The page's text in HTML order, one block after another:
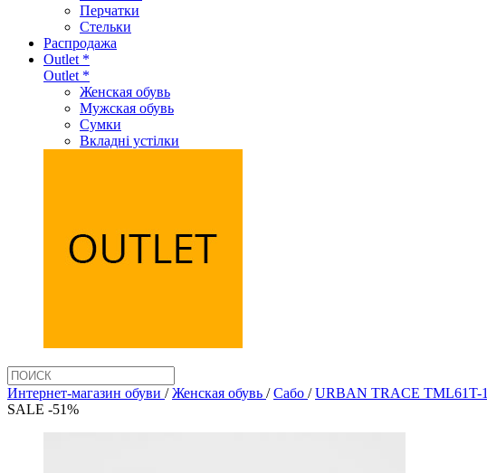
Перчатки
Стельки
Распродажа
Outlet *
Outlet *
Женская обувь
Мужская обувь
Сумки
Вкладні устілки
Интернет-магазин обуви /Женская обувь /Сабо /URBAN TRACE TML61T-1
SALE -51%